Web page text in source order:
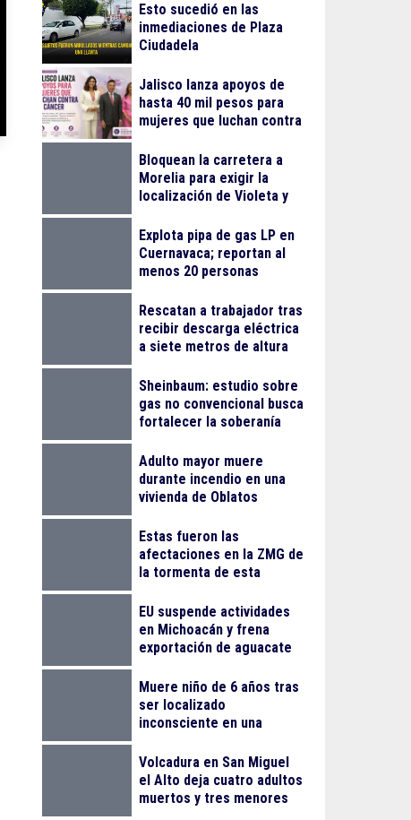
Esto sucedió en las
inmediaciones de Plaza
Ciudadela
Jalisco lanza apoyos de
hasta 40 mil pesos para
mujeres que luchan contra
Bloquean la carretera a
Morelia para exigir la
localización de Violeta y
Explota pipa de gas LP en
Cuernavaca; reportan al
menos 20 personas
Rescatan a trabajador tras
recibir descarga eléctrica
a siete metros de altura
Sheinbaum: estudio sobre
gas no convencional busca
fortalecer la soberanía
Adulto mayor muere
durante incendio en una
vivienda de Oblatos
Estas fueron las
afectaciones en la ZMG de
la tormenta de esta
EU suspende actividades
en Michoacán y frena
exportación de aguacate
Muere niño de 6 años tras
ser localizado
inconsciente en una
Volcadura en San Miguel
el Alto deja cuatro adultos
muertos y tres menores